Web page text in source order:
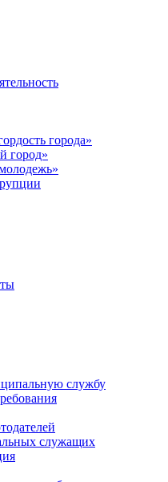
города»
город»
службу
служащих